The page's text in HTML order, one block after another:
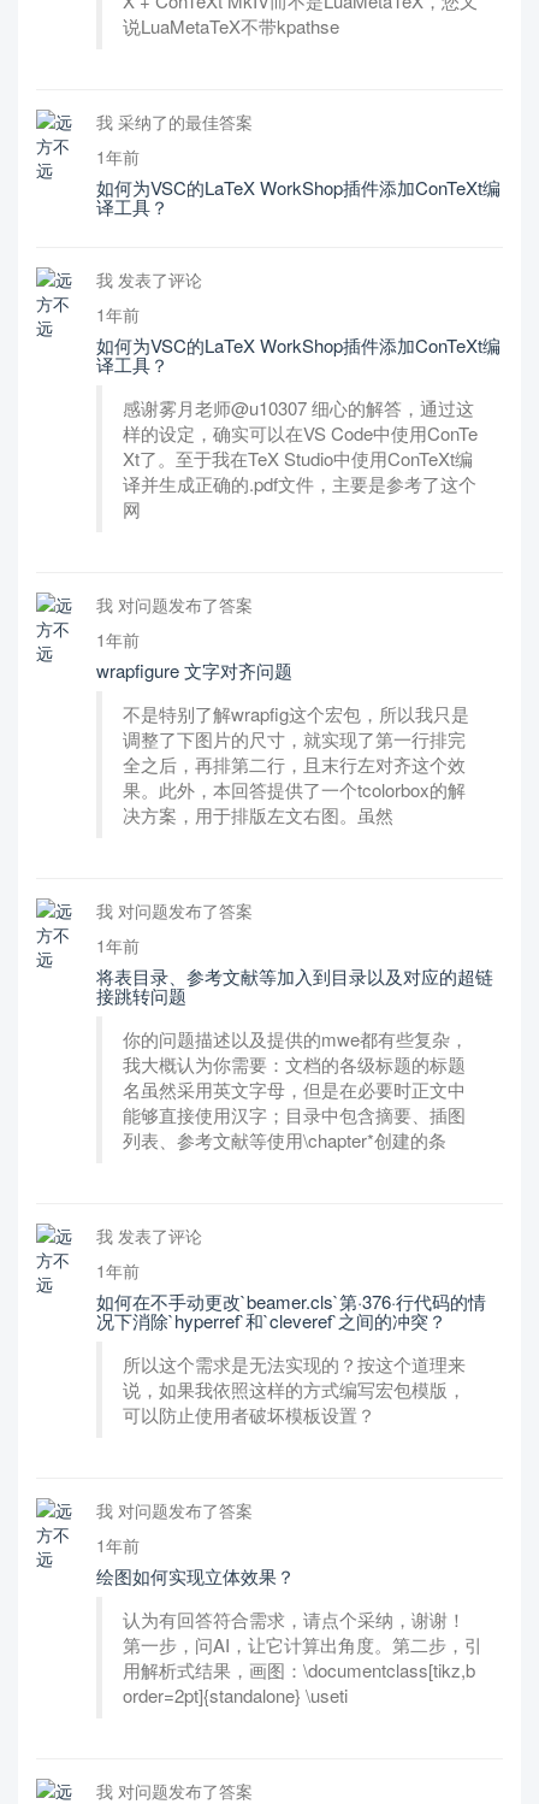
说LuaMetaTeX不带kpathse
我 采纳了的最佳答案
1年前
如何为VSC的LaTeX WorkShop插件添加ConTeXt编
译工具？
我 发表了评论
1年前
如何为VSC的LaTeX WorkShop插件添加ConTeXt编
译工具？
感谢雾月老师@u10307 细心的解答，通过这
样的设定，确实可以在VS Code中使用ConTe
Xt了。至于我在TeX Studio中使用ConTeXt编
译并生成正确的.pdf文件，主要是参考了这个
网
我 对问题发布了答案
1年前
wrapfigure 文字对齐问题
不是特别了解wrapfig这个宏包，所以我只是
调整了下图片的尺寸，就实现了第一行排完
全之后，再排第二行，且末行左对齐这个效
果。此外，本回答提供了一个tcolorbox的解
决方案，用于排版左文右图。虽然
我 对问题发布了答案
1年前
将表目录、参考文献等加入到目录以及对应的超链
接跳转问题
你的问题描述以及提供的mwe都有些复杂，
我大概认为你需要：文档的各级标题的标题
名虽然采用英文字母，但是在必要时正文中
能够直接使用汉字；目录中包含摘要、插图
列表、参考文献等使用\chapter*创建的条
我 发表了评论
1年前
如何在不手动更改`beamer.cls`第·376·行代码的情
况下消除`hyperref`和`cleveref`之间的冲突？
所以这个需求是无法实现的？按这个道理来
说，如果我依照这样的方式编写宏包模版，
可以防止使用者破坏模板设置？
我 对问题发布了答案
1年前
绘图如何实现立体效果？
认为有回答符合需求，请点个采纳，谢谢！
第一步，问AI，让它计算出角度。第二步，引
用解析式结果，画图：\documentclass[tikz,b
order=2pt]{standalone} \useti
我 对问题发布了答案